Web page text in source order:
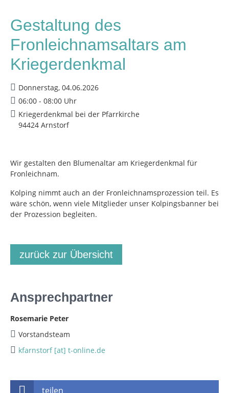
Gestaltung des
Fronleichnamsaltars am
Kriegerdenkmal
Donnerstag, 04.06.2026
06:00 - 08:00 Uhr
Kriegerdenkmal bei der Pfarrkirche
94424 Arnstorf
Wir gestalten den Blumenaltar am Kriegerdenkmal für
Fronleichnam.
Kolping nimmt auch an der Fronleichnamsprozession teil. Es
wäre schön, wenn viele Mitglieder unser Kolpingsbanner bei
der Prozession begleiten.
zurück zur Übersicht
Ansprechpartner
Rosemarie Peter
Vorstandsteam
kfarnstorf [at] t-online.de
teilen